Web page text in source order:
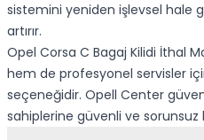
sistemini yeniden işlevsel hale
artırır.
Opel Corsa C Bagaj Kilidi İthal
hem de profesyonel servisler
seçeneğidir. Opell Center
sahiplerine güvenli ve sorunsuz